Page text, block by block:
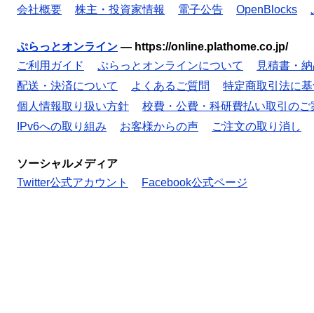
会社概要 株主・投資家情報 電子公告 OpenBlocks
ぷらっとオンライン — https://online.plathome.co.jp/
ご利用ガイド
ぷらっとオンラインについて
見積書・
配送・決済について
よくあるご質問
特定商取引法に
個人情報取り扱い方針
校費・公費・科研費払い取引のご
IPv6への取り組み
お客様からの声 ご注文の取り消し
ソーシャルメディア
Twitter公式アカウント
Facebook公式ページ